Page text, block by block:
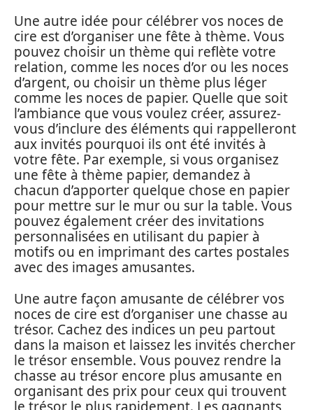
Une autre idée pour célébrer vos noces de
cire est d’organiser une fête à thème. Vous
pouvez choisir un thème qui reflète votre
relation, comme les noces d’or ou les noces
d’argent, ou choisir un thème plus léger
comme les noces de papier. Quelle que soit
l’ambiance que vous voulez créer, assurez-
vous d’inclure des éléments qui rappelleront
aux invités pourquoi ils ont été invités à
votre fête. Par exemple, si vous organisez
une fête à thème papier, demandez à
chacun d’apporter quelque chose en papier
pour mettre sur le mur ou sur la table. Vous
pouvez également créer des invitations
personnalisées en utilisant du papier à
motifs ou en imprimant des cartes postales
avec des images amusantes.
Une autre façon amusante de célébrer vos
noces de cire est d’organiser une chasse au
trésor. Cachez des indices un peu partout
dans la maison et laissez les invités chercher
le trésor ensemble. Vous pouvez rendre la
chasse au trésor encore plus amusante en
organisant des prix pour ceux qui trouvent
le trésor le plus rapidement. Les gagnants